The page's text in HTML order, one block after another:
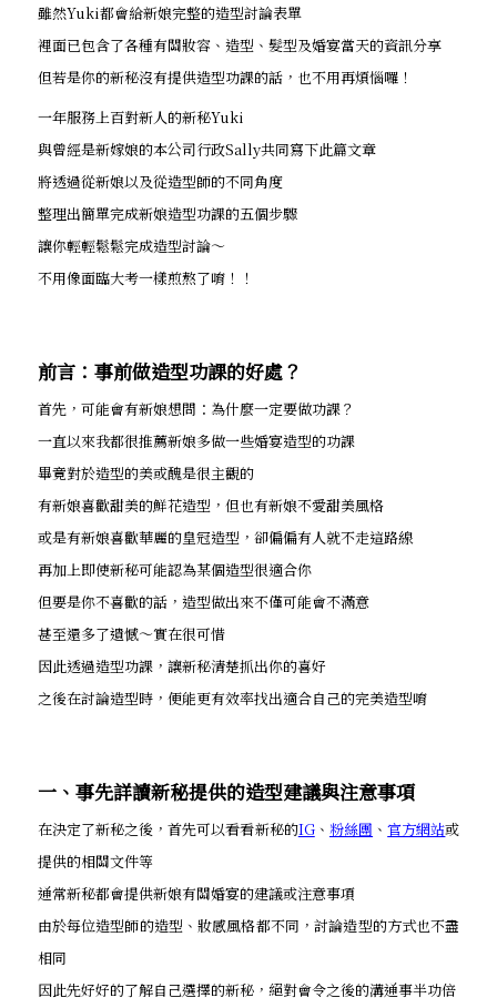
雖然Yuki都會給新娘完整的造型討論表單
裡面已包含了各種有關妝容、造型、髮型及婚宴當天的資訊分享
但若是你的新秘沒有提供造型功課的話，也不用再煩惱囉！
一年服務上百對新人的新秘Yuki
與曾經是新嫁娘的本公司行政Sally共同寫下此篇文章
將透過從新娘以及從造型師的不同角度
整理出簡單完成新娘造型功課的五個步驟
讓你輕輕鬆鬆完成造型討論～
不用像面臨大考一樣煎熬了唷！！
前言：事前做造型功課的好處？
首先，可能會有新娘想問：為什麼一定要做功課？
一直以來我都很推薦新娘多做一些婚宴造型的功課
畢竟對於造型的美或醜是很主觀的
有新娘喜歡甜美的鮮花造型，但也有新娘不愛甜美風格
或是有新娘喜歡華麗的皇冠造型，卻偏偏有人就不走這路線
再加上即使新秘可能認為某個造型很適合你
但要是你不喜歡的話，造型做出來不僅可能會不滿意
甚至還多了遺憾～實在很可惜
因此透過造型功課，讓新秘清楚抓出你的喜好
之後在討論造型時，便能更有效率找出適合自己的完美造型唷
一、事先詳讀新秘提供的造型建議與注意事項
在決定了新秘之後，首先可以看看新秘的IG、 粉絲團 、官方網站或
提供的相關文件等
通常新秘都會提供新娘有關婚宴的建議或注意事項
由於每位造型師的造型、妝感風格都不同，討論造型的方式也不盡
相同
因此先好好的了解自己選擇的新秘，絕對會令之後的溝通事半功倍